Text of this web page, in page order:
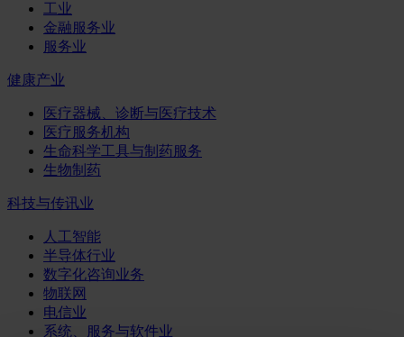
工业
金融服务业
服务业
健康产业
医疗器械、诊断与医疗技术
医疗服务机构
生命科学工具与制药服务
生物制药
科技与传讯业
人工智能
半导体行业
数字化咨询业务
物联网
电信业
系统、服务与软件业